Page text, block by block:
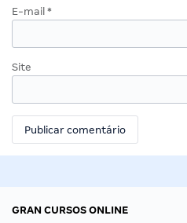
E-mail *
Site
GRAN CURSOS ONLINE